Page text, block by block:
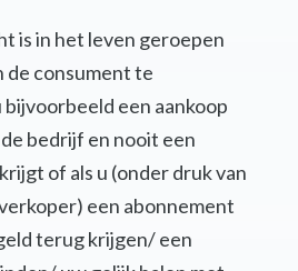
is in het leven geroepen
de consument te
bijvoorbeeld een aankoop
bedrijf en nooit een
of als u (onder druk van
een abonnement
terug krijgen/ een